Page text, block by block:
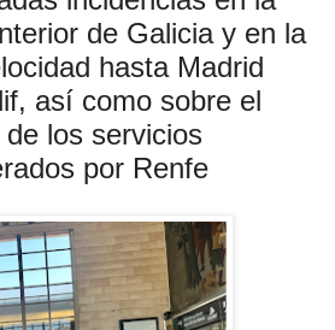
de Galicia y en la
hasta Madrid
así como sobre el
los servicios
por Renfe